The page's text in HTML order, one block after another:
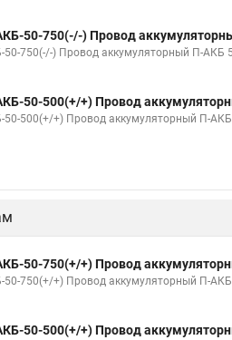
50-750(-/-) Провод
50-750(-/-) Провод аккумуляторный П-АКБ
50-500(+/+) Провод
50-500(+/+) Провод аккумуляторный П-
50-750(+/+) Провод
50-750(+/+) Провод аккумуляторный П-
50-500(+/+) Провод